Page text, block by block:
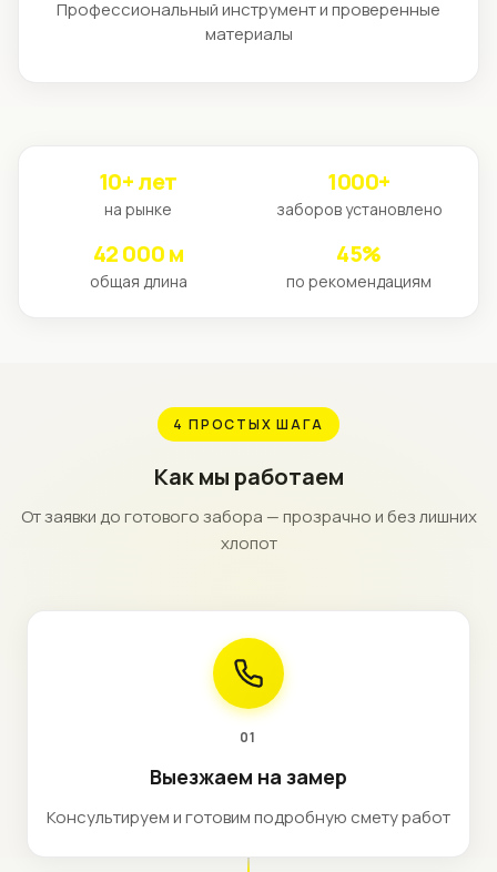
оставьте заявку на сайте или позвоните нам –
специалист оперативно выполнит бесплатный
Профессиональный инструмент и проверенные
материалы
10+ лет
на рынке
1000+
заборов установлено
42 000 м
общая длина
45%
по рекомендациям
4 ПРОСТЫХ ШАГА
Как мы работаем
От заявки до готового забора — прозрачно и без лишних
хлопот
01
Выезжаем на замер
Консультируем и готовим подробную смету работ